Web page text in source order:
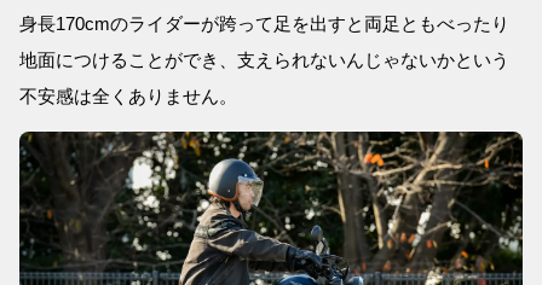
身長170cmのライダーが跨って足を出すと両足ともべったり
地面につけることができ、支えられないんじゃないかという
不安感は全くありません。